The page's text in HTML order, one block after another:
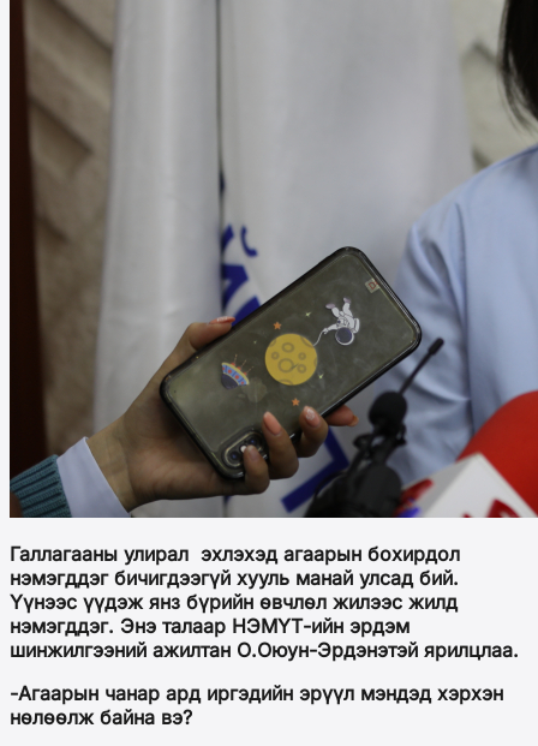
Галлагааны улирал эхлэхэд агаарын бохирдол
нэмэгддэг бичигдээгүй хууль манай улсад бий.
Үүнээс үүдэж янз бүрийн өвчлөл жилээс жилд
нэмэгддэг. Энэ талаар НЭМҮТ-ийн эрдэм
шинжилгээний ажилтан О.Оюун-Эрдэнэтэй ярилцлаа.
-Агаарын чанар ард иргэдийн эрүүл мэндэд хэрхэн
нөлөөлж байна вэ?